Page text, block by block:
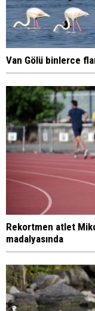
Van Gölü binlerce
Rekortmen atlet
madalyasında